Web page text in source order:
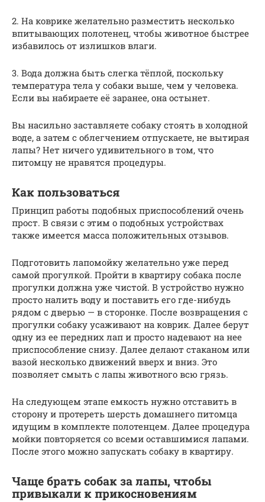
2. На коврике желательно разместить несколько
впитывающих полотенец, чтобы животное быстрее
избавилось от излишков влаги.
3. Вода должна быть слегка тёплой, поскольку
температура тела у собаки выше, чем у человека.
Если вы набираете её заранее, она остынет.
Вы насильно заставляете собаку стоять в холодной
воде, а затем с облегчением отпускаете, не вытирая
лапы? Нет ничего удивительного в том, что
питомцу не нравятся процедуры.
Как пользоваться
Принцип работы подобных приспособлений очень
прост. В связи с этим о подобных устройствах
также имеется масса положительных отзывов.
Подготовить лапомойку желательно уже перед
самой прогулкой. Пройти в квартиру собака после
прогулки должна уже чистой. В устройство нужно
просто налить воду и поставить его где-нибудь
рядом с дверью — в сторонке. После возвращения с
прогулки собаку усаживают на коврик. Далее берут
одну из ее передних лап и просто надевают на нее
приспособление снизу. Далее делают стаканом или
вазой несколько движений вверх и вниз. Это
позволяет смыть с лапы животного всю грязь.
На следующем этапе емкость нужно отставить в
сторону и протереть шерсть домашнего питомца
идущим в комплекте полотенцем. Далее процедура
мойки повторяется со всеми оставшимися лапами.
После этого можно запускать собаку в квартиру.
Чаще брать собак за лапы, чтобы
привыкали к прикосновениям